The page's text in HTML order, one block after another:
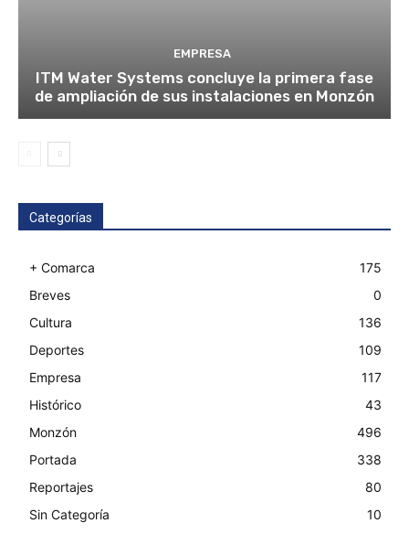
EMPRESA
ITM Water Systems concluye la primera fase
de ampliación de sus instalaciones en Monzón
Categorías
+ Comarca
175
Breves
0
Cultura
136
Deportes
109
Empresa
117
Histórico
43
Monzón
496
Portada
338
Reportajes
80
Sin Categoría
10